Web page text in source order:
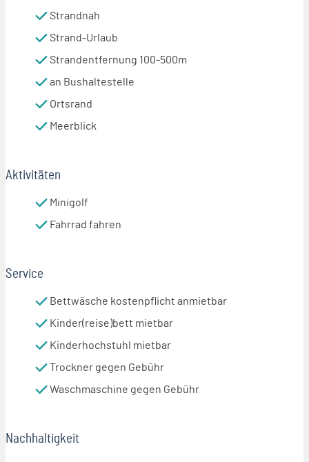
Strandnah
Strand-Urlaub
Strandentfernung 100-500m
an Bushaltestelle
Ortsrand
Meerblick
Aktivitäten
Minigolf
Fahrrad fahren
Service
Bettwäsche kostenpflicht anmietbar
Kinder(reise)bett mietbar
Kinderhochstuhl mietbar
Trockner gegen Gebühr
Waschmaschine gegen Gebühr
Nachhaltigkeit